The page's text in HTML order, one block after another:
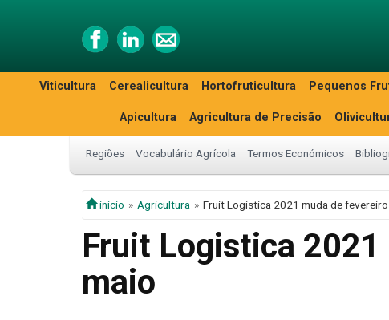
Viticultura Cerealicultura Hortofruticultura Pequenos
Apicultura Agricultura de Precisão
Regiões Vocabulário Agrícola Termos Económicos
início Agricultura Fruit Logistica 2021 muda de
Fruit Logistica
maio